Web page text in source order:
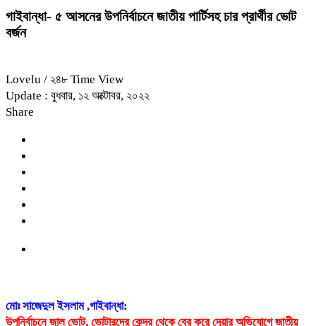
গাইবান্ধা- ৫ আসনের উপনির্বাচনে জাতীয় পার্টিসহ চার প্রার্থীর ভোট
বর্জন
Lovelu / ২৪৮ Time View
Update : বুধবার, ১২ অক্টোবর, ২০২২
Share
মোঃ সাজেদুল ইসলাম ,গাইবান্ধা:
উপনির্বাচনে জাল ভোট, ভোটারদের কেন্দ্র থেকে বের করে দেয়ার অভিযোগে জাতীয়